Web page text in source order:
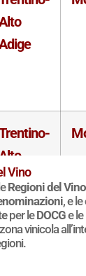
Alto
Vino
Regioni del
, e le
per leDOCGe le
vinicola